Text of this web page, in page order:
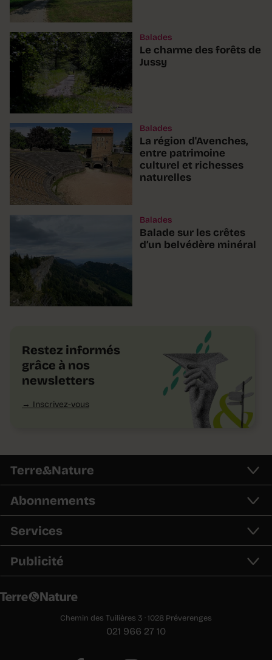
Balades
Le charme des forêts de
Jussy
Balades
La région d'Avenches,
entre patrimoine
culturel et richesses
naturelles
Balades
Balade sur les crêtes
d’un belvédère minéral
Restez informés
grâce à nos
newsletters
Inscrivez-vous
Terre&Nature
Abonnements
Services
Publicité
Chemin des Tuilières 3 · 1028 Préverenges
021 966 27 10